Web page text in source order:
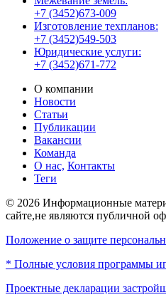
+7 (3452)673-009
Изготовление техпланов:
+7 (3452)549-503
Юридические услуги:
+7 (3452)671-772
О компании
Новости
Статьи
Публикации
Вакансии
Команда
О нас, Контакты
Теги
© 2026 Информационные
сайте,не являются публичной
Положение о защите
* Полные условия программы
Проектные декларации